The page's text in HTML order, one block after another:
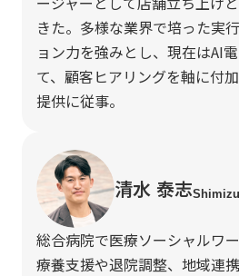
きた。多様な業界で培った実
ョン力を強みとし、現在はAI
て、顧客ヒアリングを軸に付
提供に従事。
清水 泰志
総合病院で医療ソーシャルワ
療養支援や退院調整、地域連